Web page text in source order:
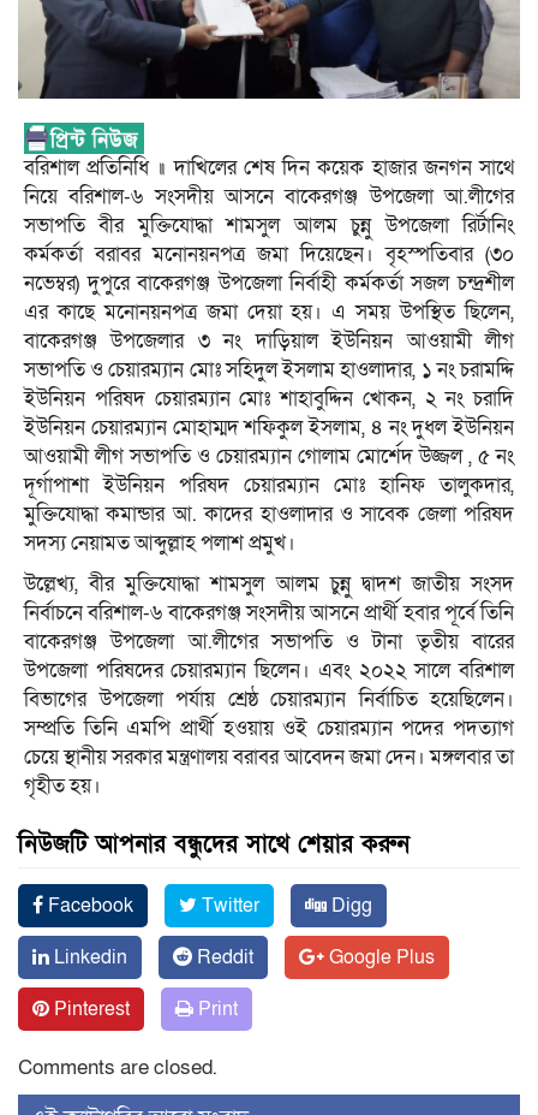
বরিশাল প্রতিনিধি ॥ দাখিলের শেষ দিন কয়েক হাজার জনগন সাথে
নিয়ে বরিশাল-৬ সংসদীয় আসনে বাকেরগঞ্জ উপজেলা আ.লীগের
সভাপতি বীর মুক্তিযোদ্ধা শামসুল আলম চুন্নু উপজেলা রির্টানিং
কর্মকর্তা বরাবর মনোনয়নপত্র জমা দিয়েছেন। বৃহস্পতিবার (৩০
নভেম্বর) দুপুরে বাকেরগঞ্জ উপজেলা নির্বাহী কর্মকর্তা সজল চন্দ্রশীল
এর কাছে মনোনয়নপত্র জমা দেয়া হয়। এ সময় উপস্থিত ছিলেন,
বাকেরগঞ্জ উপজেলার ৩ নং দাড়িয়াল ইউনিয়ন আওয়ামী লীগ
সভাপতি ও চেয়ারম্যান মোঃ সহিদুল ইসলাম হাওলাদার, ১ নং চরামদ্দি
ইউনিয়ন পরিষদ চেয়ারম্যান মোঃ শাহাবুদ্দিন খোকন, ২ নং চরাদি
ইউনিয়ন চেয়ারম্যান মোহাম্মদ শফিকুল ইসলাম, ৪ নং দুধল ইউনিয়ন
আওয়ামী লীগ সভাপতি ও চেয়ারম্যান গোলাম মোর্শেদ উজ্জল , ৫ নং
দূর্গাপাশা ইউনিয়ন পরিষদ চেয়ারম্যান মোঃ হানিফ তালুকদার,
মুক্তিযোদ্ধা কমান্ডার আ. কাদের হাওলাদার ও সাবেক জেলা পরিষদ
সদস্য নেয়ামত আব্দুল্লাহ পলাশ প্রমুখ।
উল্লেখ্য, বীর মুক্তিযোদ্ধা শামসুল আলম চুন্নু দ্বাদশ জাতীয় সংসদ
নির্বাচনে বরিশাল-৬ বাকেরগঞ্জ সংসদীয় আসনে প্রার্থী হবার পূর্বে তিনি
বাকেরগঞ্জ উপজেলা আ.লীগের সভাপতি ও টানা তৃতীয় বারের
উপজেলা পরিষদের চেয়ারম্যান ছিলেন। এবং ২০২২ সালে বরিশাল
বিভাগের উপজেলা পর্যায় শ্রেষ্ঠ চেয়ারম্যান নির্বাচিত হয়েছিলেন।
সম্প্রতি তিনি এমপি প্রার্থী হওয়ায় ওই চেয়ারম্যান পদের পদত্যাগ
চেয়ে স্থানীয় সরকার মন্ত্রণালয় বরাবর আবেদন জমা দেন। মঙ্গলবার তা
গৃহীত হয়।
নিউজটি আপনার বন্ধুদের সাথে শেয়ার করুন
Facebook Twitter
Digg
Linkedin
Reddit
Google Plus
Pinterest
Print
Comments are closed.